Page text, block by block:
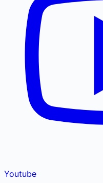
Youtube